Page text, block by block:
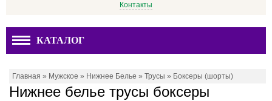
Контакты
КАТАЛОГ
Главная » Мужское » Нижнее Белье » Трусы » Боксеры (шорты)
Нижнее белье трусы боксеры